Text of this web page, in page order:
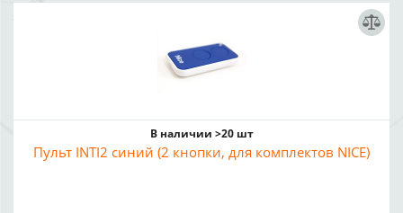
В наличии >20 шт
Пульт INTI2 синий (2 кнопки, для комплектов NICE)